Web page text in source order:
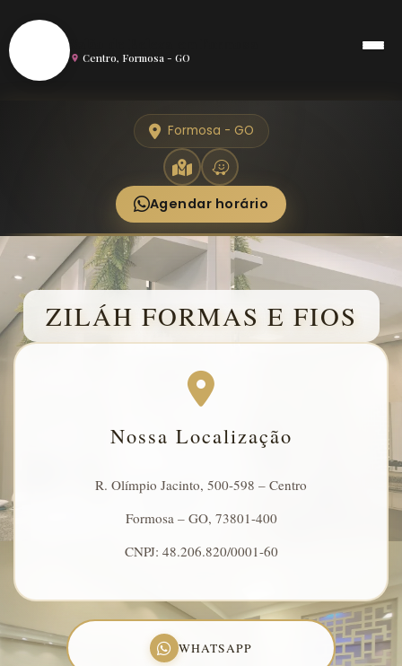
Centro, Formosa - GO
Formosa - GO
Agendar horário
ZILÁH FORMAS E FIOS
Nossa Localização
R. Olímpio Jacinto, 500-598 – Centro
Formosa – GO, 73801-400
CNPJ: 48.206.820/0001-60
WHATSAPP